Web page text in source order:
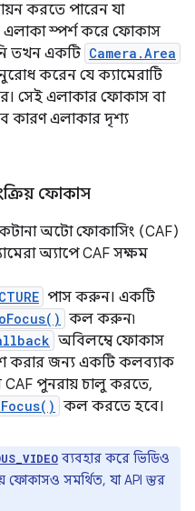
করতে পারেন যা
এলাকা স্পর্শ করে ফোকাস
তখন একটি Camera.Area
করেন যে ক্যামেরাটি
সেই এলাকার ফোকাস বা
কারণ এলাকার দৃশ্য
ফোকাস
অটো ফোকাসিং (CAF)
অ্যাপে CAF সক্ষম
পাস করুন। একটি
কল করুন৷
অবিলম্বে ফোকাস
করার জন্য একটি কলব্যাক
পুনরায় চালু করতে,
কল করতে হবে।
ব্যবহার করে ভিডিও
ফোকাসও সমর্থিত, যা API স্তর